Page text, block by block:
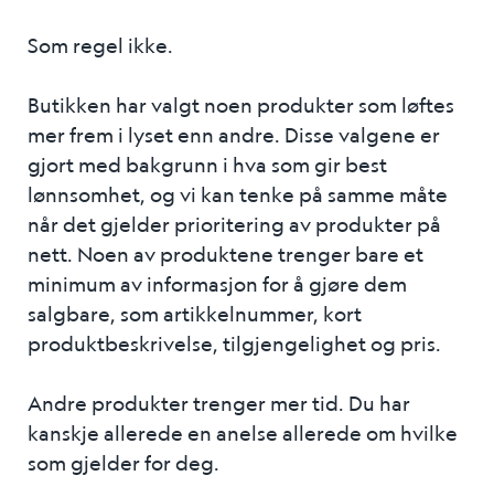
Som regel ikke.
Butikken har valgt noen produkter som løftes
mer frem i lyset enn andre. Disse valgene er
gjort med bakgrunn i hva som gir best
lønnsomhet, og vi kan tenke på samme måte
når det gjelder prioritering av produkter på
nett. Noen av produktene trenger bare et
minimum av informasjon for å gjøre dem
salgbare, som artikkelnummer, kort
produktbeskrivelse, tilgjengelighet og pris.
Andre produkter trenger mer tid. Du har
kanskje allerede en anelse allerede om hvilke
som gjelder for deg.